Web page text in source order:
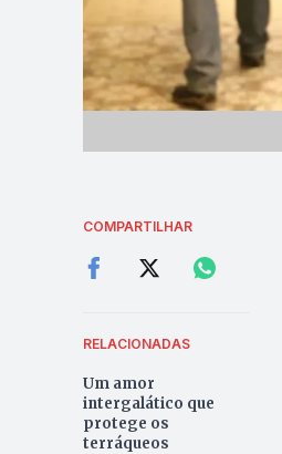
COMPARTILHAR
RELACIONADAS
Um amor
intergalático que
protege os
terráqueos